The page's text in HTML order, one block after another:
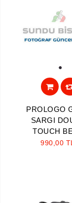
PROLOGO
SARGI
TOUCH
990,00